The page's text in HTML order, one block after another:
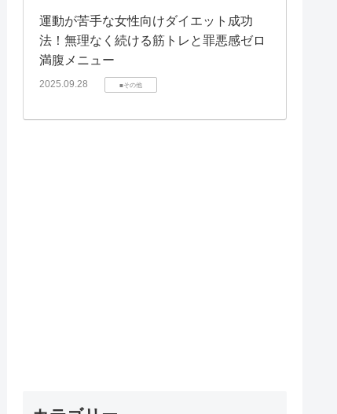
運動が苦手な女性向けダイエット成功
法！無理なく続ける筋トレと罪悪感ゼロ
満腹メニュー
2025.09.28 ■その他